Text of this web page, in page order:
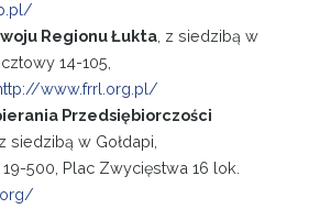
Regionu Łukta , z siedzibą w
14-105,
www.frrl.org.pl/
Przedsiębiorczości
, z siedzibą w Gołdapi,
500, Plac Zwycięstwa 16 lok.